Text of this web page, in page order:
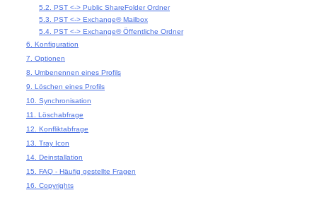
5.2. PST <-> Public ShareFolder Ordner
5.3. PST <-> Exchange® Mailbox
5.4. PST <-> Exchange® Öffentliche Ordner
6. Konfiguration
7. Optionen
8. Umbenennen eines Profils
9. Löschen eines Profils
10. Synchronisation
11. Löschabfrage
12. Konfliktabfrage
13. Tray Icon
14. Deinstallation
15. FAQ - Häufig gestellte Fragen
16. Copyrights